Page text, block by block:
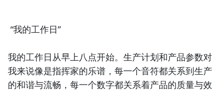
“我的工作日”
我的工作日从早上八点开始。生产计划和产品参数对
我来说像是指挥家的乐谱，每一个音符都关系到生产
的和谐与流畅，每一个数字都关系着产品的质量与效